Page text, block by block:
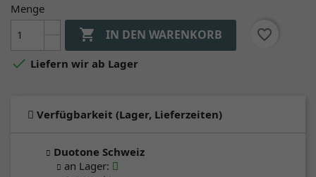
Menge
 IN DEN WARENKORB
favorite_border
 Liefern wir ab Lager
Verfügbarkeit (Lager, Lieferzeiten)
Duotone Schweiz
an Lager: